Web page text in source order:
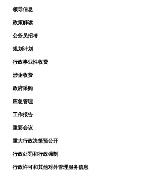
领导信息
政策解读
公务员招考
规划计划
行政事业性收费
涉企收费
政府采购
应急管理
工作报告
重要会议
重大行政决策预公开
行政处罚和行政强制
行政许可和其他对外管理服务信息